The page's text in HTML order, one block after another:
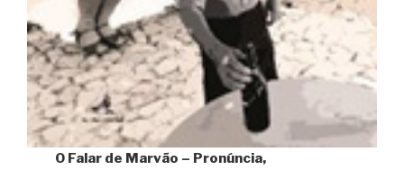
O Falar de Marvão – Pronúncia,